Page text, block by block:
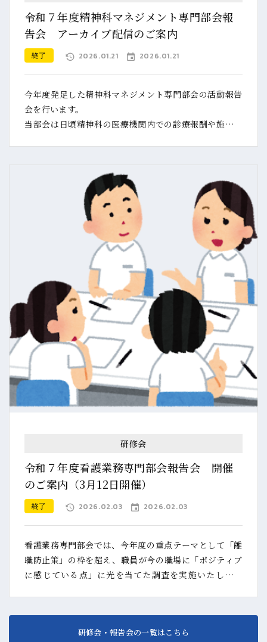
令和７年度精神科マネジメント専門部会報
告会 アーカイブ配信のご案内
終了 2026.01.21 2026.01.21
今年度発足した精神科マネジメント専門部会の活動報告
会を行います。
当部会は日頃精神科の医療機関内での診療報酬や施設基
この１年間の取り組みについてご報告をさせて頂きま
さらに特別講演として精神科に特化した診療報酬改定に
ついて、厚生局OBであり、精神科病院の経営幹部も経験
された寺門純明氏が詳しく解説します。
研修会
令和７年度看護業務専門部会報告会 開催
のご案内（3月12日開催）
終了 2026.02.03 2026.02.03
看護業務専門部会では、今年度の重点テーマとして「離
職防止策」の枠を超え、職員が今の職場に「ポジティブ
に感じている点」に光を当てた調査を実施いたしまし
けたい職場のヒント」を詳しくお伝えします。後半のグ
ループワークでは、管理職同士だからこそ共有できる悩
研修会・報告会の一覧はこちら